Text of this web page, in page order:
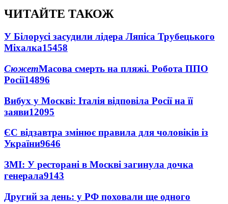
ЧИТАЙТЕ ТАКОЖ
У Білорусі засудили лідера Ляпіса Трубецького
Міхалка15458
СюжетМасова смерть на пляжі. Робота ППО
Росії14896
Вибух у Москві: Італія відповіла Росії на її
заяви12095
ЄС відзавтра змінює правила для чоловіків із
України9646
ЗМІ: У ресторані в Москві загинула дочка
генерала9143
Другий за день: у РФ поховали ще одного